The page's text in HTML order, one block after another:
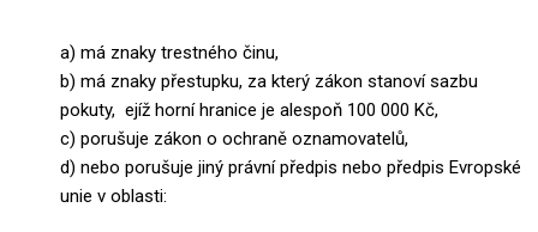
a) má znaky trestného činu,
b) má znaky přestupku, za který zákon stanoví sazbu
pokuty, ejíž horní hranice je alespoň 100 000 Kč,
c) porušuje zákon o ochraně oznamovatelů,
d) nebo porušuje jiný právní předpis nebo předpis Evropské
unie v oblasti: